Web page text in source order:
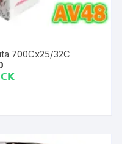
700Cx25/32C